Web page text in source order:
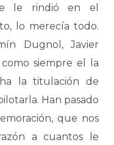
le rindió en el
lo merecía todo.
Dugnol, Javier
siempre el la
la titulación de
Han pasado
que nos
a cuantos le